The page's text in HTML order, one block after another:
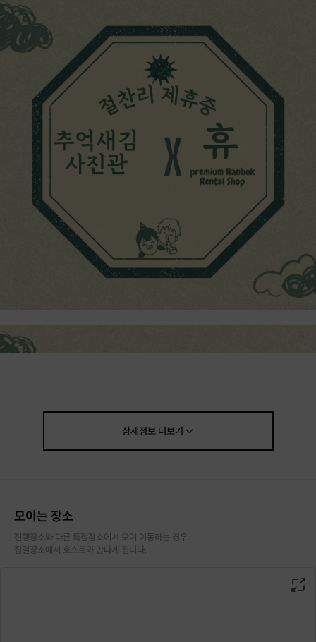
상세정보더보기
모이는 장소
진행장소와 다른 특정장소에서 모여 이동하는 경우
집결장소에서 호스트와 만나게 됩니다.